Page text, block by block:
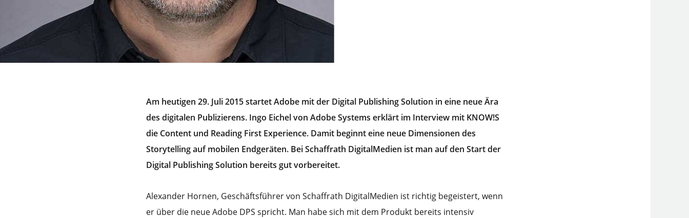
Am heutigen 29. Juli 2015 startet Adobe mit der Digital Publishing Solution in eine neue Ära
des digitalen Publizierens. Ingo Eichel von Adobe Systems erklärt im Interview mit KNOW!S
die Content und Reading First Experience. Damit beginnt eine neue Dimensionen des
Storytelling auf mobilen Endgeräten. Bei Schaffrath DigitalMedien ist man auf den Start der
Digital Publishing Solution bereits gut vorbereitet.
Alexander Hornen, Geschäftsführer von Schaffrath DigitalMedien ist richtig begeistert, wenn
er über die neue Adobe DPS spricht. Man habe sich mit dem Produkt bereits intensiv